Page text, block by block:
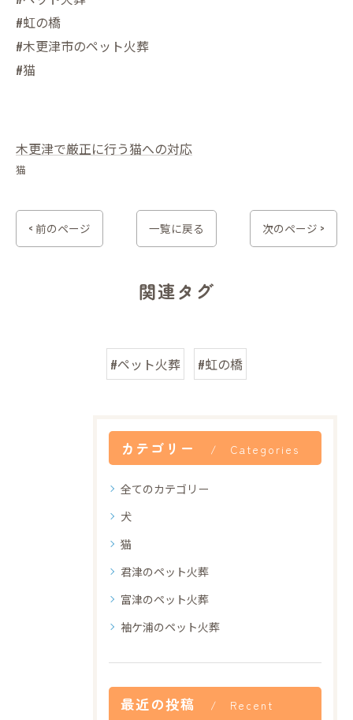
#虹の橋
#木更津市のペット火葬
#猫
木更津で厳正に行う猫への対応
猫
< 前のページ 一覧に戻る 次のページ >
関連タグ
#ペット火葬 #虹の橋
カテゴリー Categories
全てのカテゴリー
犬
猫
君津のペット火葬
富津のペット火葬
袖ケ浦のペット火葬
最近の投稿
Recent